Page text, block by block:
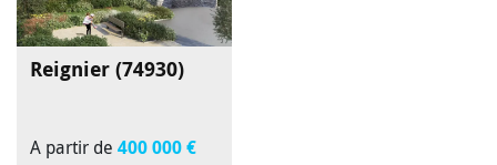
Reignier (74930)
A partir de 400 000 €